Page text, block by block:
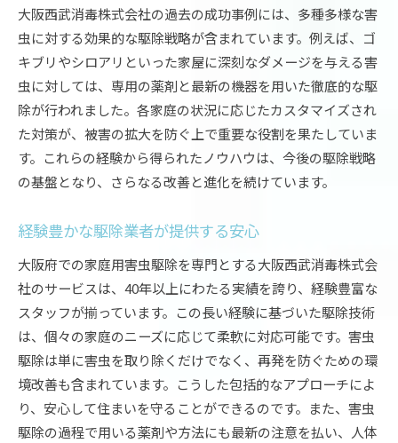
大阪西武消毒株式会社の過去の成功事例には、多種多様な害
虫に対する効果的な駆除戦略が含まれています。例えば、ゴ
キブリやシロアリといった家屋に深刻なダメージを与える害
虫に対しては、専用の薬剤と最新の機器を用いた徹底的な駆
除が行われました。各家庭の状況に応じたカスタマイズされ
た対策が、被害の拡大を防ぐ上で重要な役割を果たしていま
す。これらの経験から得られたノウハウは、今後の駆除戦略
の基盤となり、さらなる改善と進化を続けています。
経験豊かな駆除業者が提供する安心
大阪府での家庭用害虫駆除を専門とする大阪西武消毒株式会
社のサービスは、40年以上にわたる実績を誇り、経験豊富な
スタッフが揃っています。この長い経験に基づいた駆除技術
は、個々の家庭のニーズに応じて柔軟に対応可能です。害虫
駆除は単に害虫を取り除くだけでなく、再発を防ぐための環
境改善も含まれています。こうした包括的なアプローチによ
り、安心して住まいを守ることができるのです。また、害虫
駆除の過程で用いる薬剤や方法にも最新の注意を払い、人体